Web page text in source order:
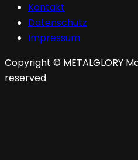
Kontakt
Datenschutz
Impressum
Copyright © METALGLORY
reserved